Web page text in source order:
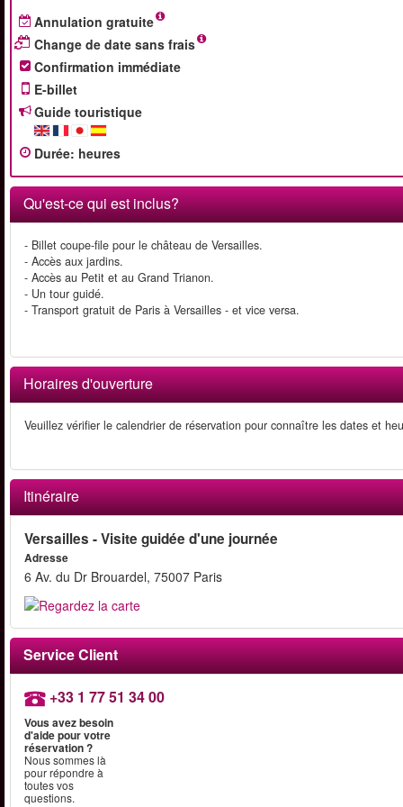
Annulation gratuite
Change de date sans frais
Confirmation immédiate
E-billet
Guide touristique
Durée: heures
Qu'est-ce qui est inclus?
- Billet coupe-file pour le château de Versailles.
- Accès aux jardins.
- Accès au Petit et au Grand Trianon.
- Un tour guidé.
- Transport gratuit de Paris à Versailles - et vice versa.
Horaires d'ouverture
Veuillez vérifier le calendrier de réservation pour connaître les dates et
Itinéraire
Versailles - Visite guidée d'une journée
Adresse
6 Av. du Dr Brouardel, 75007 Paris
Service Client
+33 1 77 51 34 00
Vous avez besoin
d'aide pour votre
réservation ?
Nous sommes là
pour répondre à
toutes vos
questions.